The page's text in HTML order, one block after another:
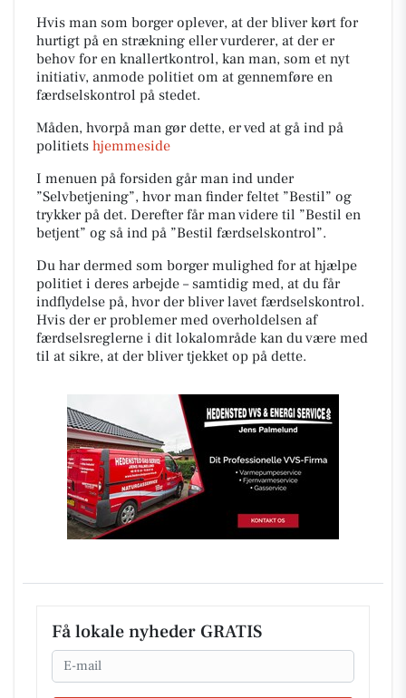
Hvis man som borger oplever, at der bliver kørt for
hurtigt på en strækning eller vurderer, at der er
behov for en knallertkontrol, kan man, som et nyt
initiativ, anmode politiet om at gennemføre en
færdselskontrol på stedet.
Måden, hvorpå man gør dette, er ved at gå ind på
politiets hjemmeside
I menuen på forsiden går man ind under
”Selvbetjening”, hvor man finder feltet ”Bestil” og
trykker på det. Derefter får man videre til ”Bestil en
betjent” og så ind på ”Bestil færdselskontrol”.
Du har dermed som borger mulighed for at hjælpe
politiet i deres arbejde – samtidig med, at du får
indflydelse på, hvor der bliver lavet færdselskontrol.
Hvis der er problemer med overholdelsen af
færdselsreglerne i dit lokalområde kan du være med
til at sikre, at der bliver tjekket op på dette.
Få lokale nyheder GRATIS
Email